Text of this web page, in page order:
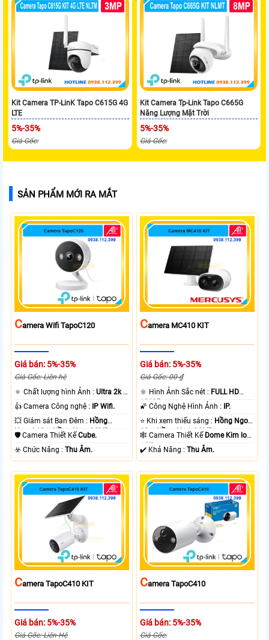
Kit Camera TP-LinK Tapo C615G 4G
LTE
5%-35%
Giá Gốc:
Kit Camera Tp-Link Tapo C665G
Năng Lượng Mặt Trời
5%-35%
Giá Gốc:
SẢN PHẨM MỚI RA MẮT
CAmera Wifi TapoC120
Giá bán: 5%-35%
Giá Gốc: Liên hệ
🔅 Chất lượng hình Ảnh :Ultra 2k +
.
👍 Camera Công nghệ : IP Wifi.
💥 Giám sát Ban Đêm : Hồng
Ngoại 10m Hồng Ngoại SMD.
🛡 Camera Thiết KếCube.
️☣️ Chức Năng :Thu Âm.
CAmera MC410 KIT
Giá bán: 5%-35%
Giá Gốc: 00 ₫
🔆 Hình Ảnh Sắc nét : FULL HD
1080P .
🌠 Công Nghệ Hình Ảnh : IP.
⭐ Khi xem thiếu sáng : Hồng Ngoại
10m Hồng Ngoại SMD.
🕸️ Camera Thiết Kế Dome Kim loại
+ Nhựa.
️✔️ Khả Năng :Thu Âm.
CAmera TapoC410 KIT
Giá bán: 5%-35%
Giá Gốc: Liên Hệ
CAmera TapoC410
Giá bán: 5%-35%
Giá Gốc: